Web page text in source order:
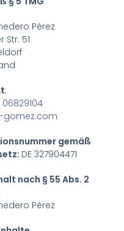
Pérez
Str. 51
:
06829104
gomez.com
gemäß
DE 327904471
nach § 55 Abs. 2
Pérez